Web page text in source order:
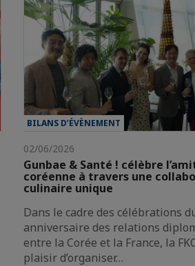
BILANS D’ÉVÈNEMENT
02/06/2026
Gunbae & Santé ! célèbre
coréenne à travers une
culinaire unique
Dans le cadre des célébrations
anniversaire des relations
entre la Corée et la France, la
plaisir d’organiser…